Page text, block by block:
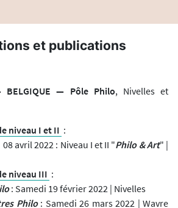
et publications
— Pôle Philo, Nivelles et
niveau I et II :
avril 2022 : Niveau I et II "Philo & Art" |
niveau III :
: Samedi 19 février 2022 | Nivelles
Philo: Samedi 26 mars 2022 | Wavre